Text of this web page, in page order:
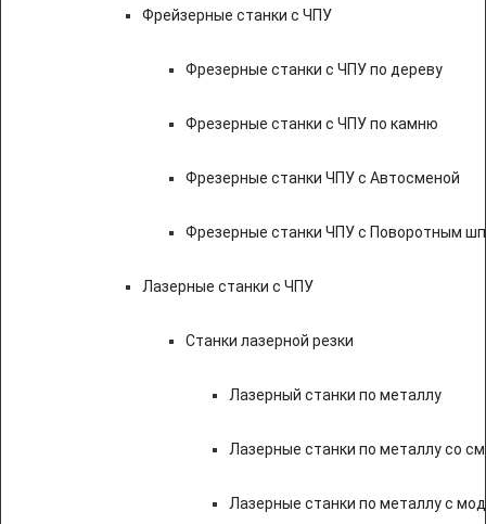
Фрейзерные станки с ЧПУ
Фрезерные станки с ЧПУ по дереву
Фрезерные станки с ЧПУ по камню
Фрезерные станки ЧПУ с Автосменой
Фрезерные станки ЧПУ с Поворотным
Лазерные станки с ЧПУ
Станки лазерной резки
Лазерный станки по металлу
Лазерные станки по металлу со
Лазерные станки по металлу с